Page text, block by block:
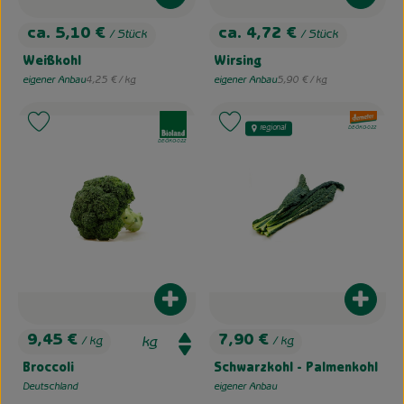
ca. 5,10 €/ Stück
Weißkohl
, Herkunft:
eigener Anbau, Referenzpreis:
4,25 € / kg
ca. 4,72 €/ Stück
Wirsing
, Herkunft:
eigener Anbau, Referenzpreis:
5,90 € / kg
9,45 €/ kg
Broccoli
Deutschland
Produkt zum Warenkorb hinzufügen
, Kontrollstelle:
DE-ÖKO-022
7,90 €/ kg
Schwarzkohl - Palmenkohl
, Herkunft:
eigener Anbau
, Verband:
, Kontrollstelle:
DE-ÖKO-022
regional
Produkt zu Favouriten hinzufügen